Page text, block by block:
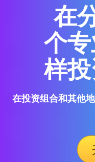
在
个
样
在投资组合和其他